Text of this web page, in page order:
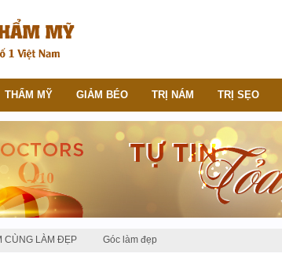
CÙNG LÀM ĐẸP Góc làm đẹp
THẨM MỸ GIẢM BÉO TRỊ NÁM TRỊ SẸO